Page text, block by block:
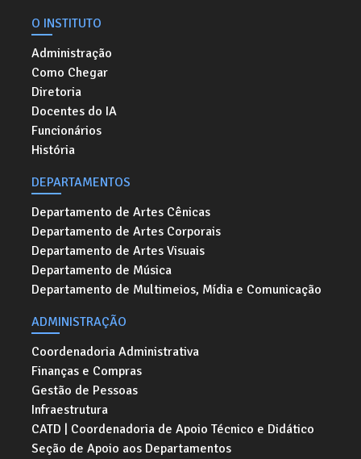
O INSTITUTO
Administração
Como Chegar
Diretoria
Docentes do IA
Funcionários
História
DEPARTAMENTOS
Departamento de Artes Cênicas
Departamento de Artes Corporais
Departamento de Artes Visuais
Departamento de Música
Departamento de Multimeios, Mídia e Comunicação
ADMINISTRAÇÃO
Coordenadoria Administrativa
Finanças e Compras
Gestão de Pessoas
Infraestrutura
CATD | Coordenadoria de Apoio Técnico e Didático
Seção de Apoio aos Departamentos